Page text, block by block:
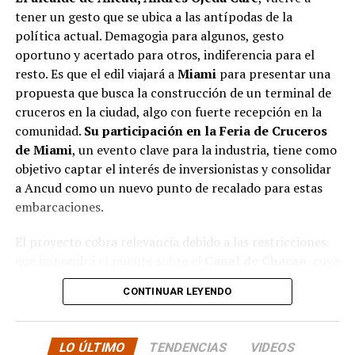
si se entregarán los recursos.“Preocupa esta situación,
estos son proyectos que vienen trabajándose desde
hace tiempo y que hoy están en riesgo por la falta de
financiamiento”,declaró.
En la comuna deCuraco de Vélez, la alcaldesa Javiera
Yáñezindicó que históricamente la Subdere ha apoyado
a los municipios en diversos proyectos y que confía en
que durante el año se asignen nuevos recursos, aunque
reconoció una disminución evidente en comparación
con ejercicios anteriores. Señaló que su administración
pesos en distintas líneas de financiamiento, y que, pese
generando preocupación en su equipo municipal.
reconoció que existe lentitud en el tema y que, aunque
tener un gesto que se ubica a las antípodas de la
política actual. Demagogia para algunos, gesto
oportuno y acertado para otros, indiferencia para el
resto. Es que el edil viajará aMiamipara presentar una
propuesta que busca la construcción de un terminal de
cruceros en la ciudad, algo con fuerte recepción en la
comunidad. Su participación en la Feria de Cruceros
de Miami, un evento clave para la industria, tiene como
objetivo captar el interés de inversionistas y consolidar
a Ancud como un nuevo punto de recalado para estas
embarcaciones.
El proyecto cobra relevancia debido a las restricciones
altura limitará el acceso de cruceros de gran
envergadura a
Puerto Montt. Esta situación ha
impulsado a las autoridades locales a explorar
alternativas que permitan mantener el flujo turístico y
CONTINUAR LEYENDO
LO ÚLTIMO TENDENCIAS VIDEOS